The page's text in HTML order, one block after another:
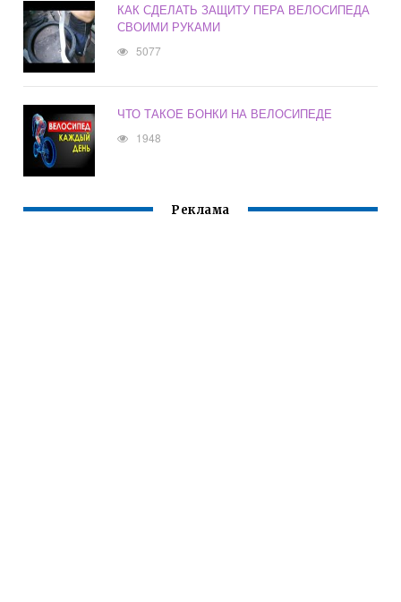
КАК СДЕЛАТЬ ЗАЩИТУ ПЕРА ВЕЛОСИПЕДА
СВОИМИ РУКАМИ
5077
ЧТО ТАКОЕ БОНКИ НА ВЕЛОСИПЕДЕ
1948
Реклама